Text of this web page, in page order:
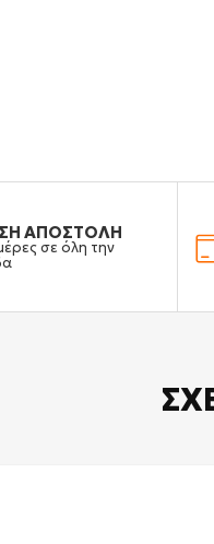
ΑΠΟΣΤΟΛΗ
σε όλη την